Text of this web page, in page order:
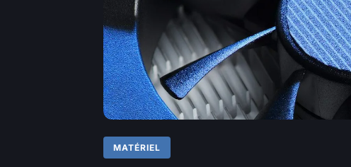
MATÉRIEL